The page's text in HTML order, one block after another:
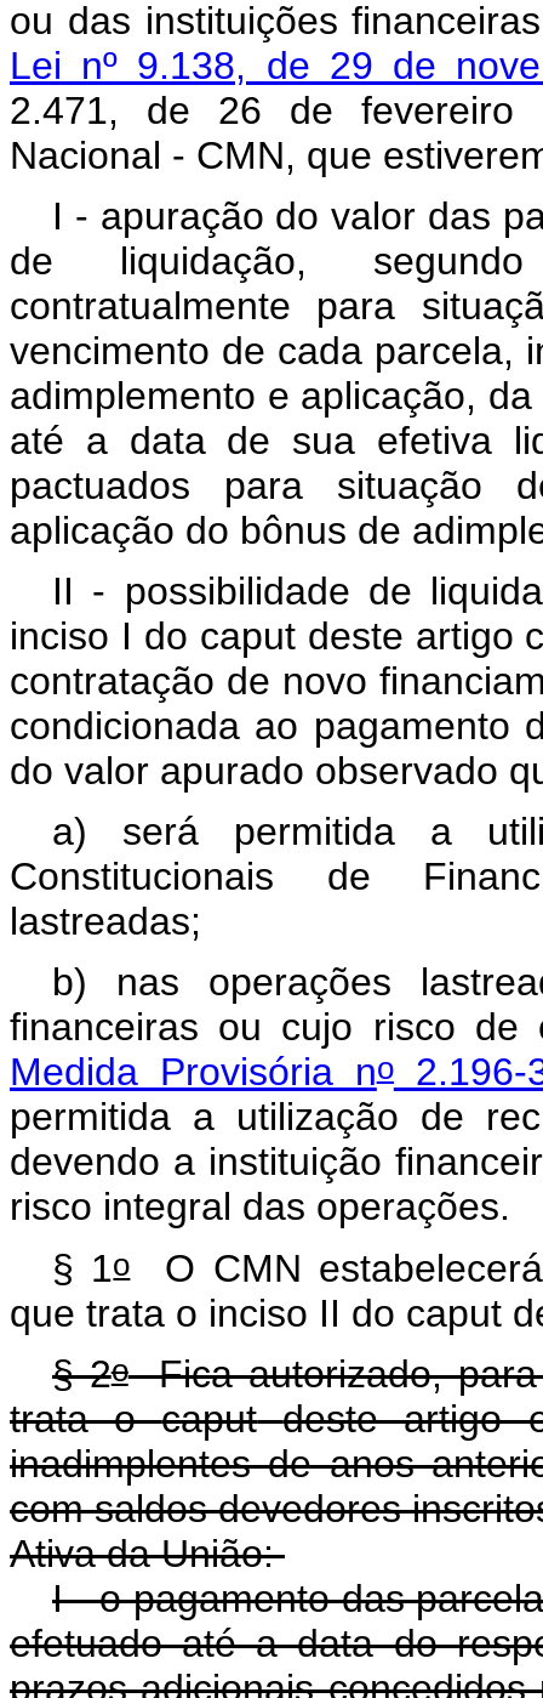
ou das instituições
Lei nº 9.138, de 29 de
2.471, de 26 de fevereiro
Nacional - CMN, que
I - apuração do valor das
de liquidação,
contratualmente para
vencimento de cada parcela,
adimplemento e aplicação,
até a data de sua efetiva
pactuados para situação
aplicação do bônus de
II - possibilidade de
inciso I do caputdeste artigo
contratação de novo
condicionada ao pagamento
do valor apurado observado
a) será permitida a
Constitucionais de
lastreadas;
b) nas operações
financeiras ou cujo risco
Medida Provisória no2.196-
permitida a utilização de
devendo a instituição
risco integral das operações.
§ 1oO CMN
que trata o inciso II do caput
§ 2oFica autorizado, para
trata ocaput deste artigo
inadimplentes de anos
com saldos devedores
Ativa da União:
I - o pagamento das
efetuado até a data do
prazos adicionais